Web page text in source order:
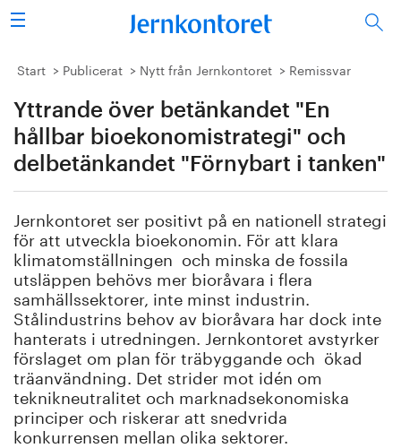
Sök
Stålindustrin
Vision 2050
Forskning/utbildning
Vi tycker
Publicerat
Bildbank
Om oss
Start Publicerat Nytt från Jernkontoret Remissvar
Yttrande över betänkandet "En
hållbar bioekonomistrategi" och
delbetänkandet "Förnybart i tanken"
Jernkontoret ser positivt på en nationell strategi
för att utveckla bioekonomin. För att klara
klimatomställningen och minska de fossila
utsläppen behövs mer bioråvara i flera
samhällssektorer, inte minst industrin.
Stålindustrins behov av bioråvara har dock inte
hanterats i utredningen. Jernkontoret avstyrker
förslaget om plan för träbyggande och ökad
träanvändning. Det strider mot idén om
teknikneutralitet och marknadsekonomiska
principer och riskerar att snedvrida
konkurrensen mellan olika sektorer.